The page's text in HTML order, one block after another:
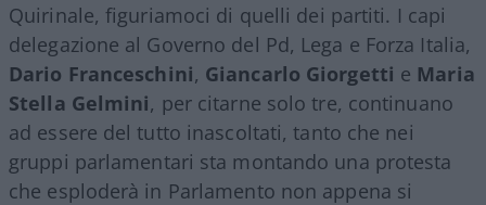
Quirinale, figuriamoci di quelli dei partiti. I capi
delegazione al Governo del Pd, Lega e Forza Italia,
Dario Franceschini, Giancarlo Giorgetti e Maria
Stella Gelmini, per citarne solo tre, continuano
ad essere del tutto inascoltati, tanto che nei
gruppi parlamentari sta montando una protesta
che esploderà in Parlamento non appena si